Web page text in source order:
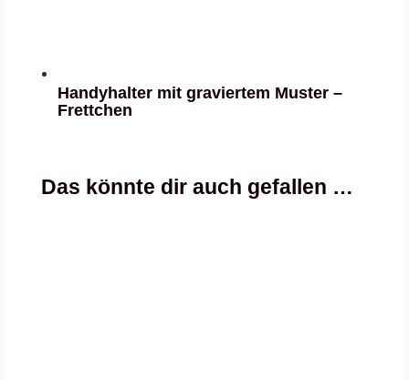
Handyhalter mit graviertem Muster –
Frettchen
Das könnte dir auch gefallen …